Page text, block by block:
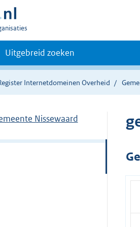
Uitgebreid zoeken
Internetdomeinen Overheid
Nissewaard